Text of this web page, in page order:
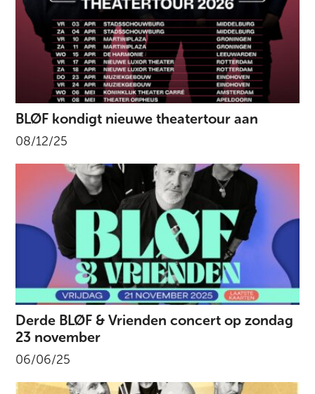
BLØF kondigt nieuwe theatertour aan
08/12/25
Derde BLØF & Vrienden concert op zondag
23 november
06/06/25